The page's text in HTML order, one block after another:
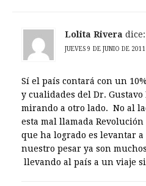
Lolita Rivera dice:
JUEVES 9 DE JUNIO DE
Sí el país contará con un
y cualidades del Dr. Gustavo
mirando a otro lado. No al
esta mal llamada
que ha logrado es levantar
nuestro pesar ya son
llevando al país a un viaje